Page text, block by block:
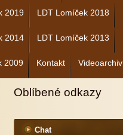
2019 LDT Lomíček 2018
2014 LDT Lomíček 2013
2009 Kontakt Videoarchiv
Oblíbené odkazy
Chat